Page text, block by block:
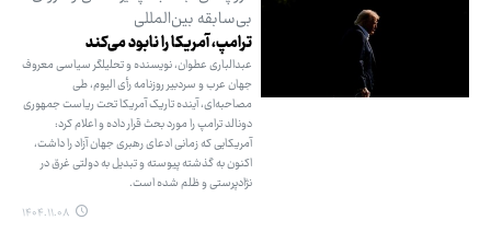
بی‌سابقه بین‌المللی
ترامپ، آمریکا را نابود می‌کند
عبدالباری عطوان، نویسنده و تحلیلگر سیاسی معروف
جهان عرب و سردبیر روزنامه رأی الیوم، طی
مصاحبه‌ای، آینده تاریک آمریکا تحت ریاست جمهوری
دونالد ترامپ را مورد بحث قرار داده و اعلام کرد:
آمریکایی که زمانی ادعای رهبری جهان آزاد را داشت،
اکنون به گذشته پیوسته و تبدیل به دولتی غرق در
نژادپرستی و ظلم شده است.
۱۴۰۴.۱۱.۰۸